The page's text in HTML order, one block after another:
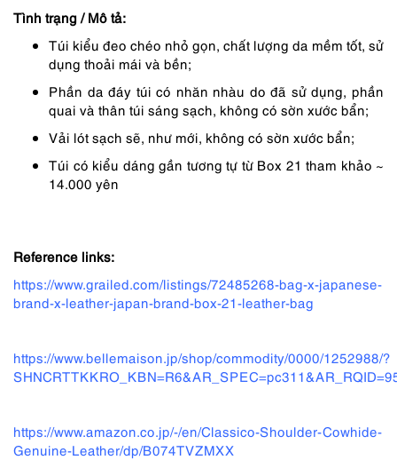
Tình trạng / Mô tả:
Túi kiểu đeo chéo nhỏ gọn, chất lượng da mềm tốt, sử
dụng thoải mái và bền;
Phần da đáy túi có nhăn nhàu do đã sử dụng, phần
quai và thân túi sáng sạch, không có sờn xước bẩn;
Vải lót sạch sẽ, như mới, không có sờn xước bẩn;
Túi có kiểu dáng gần tương tự từ Box 21 tham khảo ~
14.000 yên
Reference links:
https://www.grailed.com/listings/72485268-bag-x-japanese-
brand-x-leather-japan-brand-box-21-leather-bag
https://www.bellemaison.jp/shop/commodity/0000/1252988/?
https://www.amazon.co.jp/-/en/Classico-Shoulder-Cowhide-
Genuine-Leather/dp/B074TVZMXX